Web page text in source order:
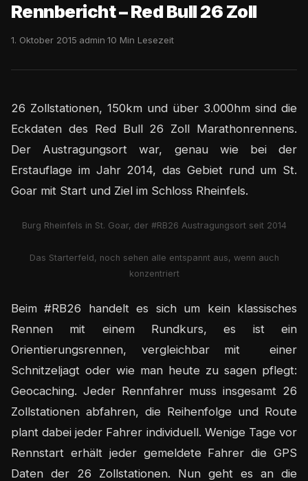
Rennbericht – Red Bull 26 Zoll
1. Oktober 2015·admin·10 Min Lesezeit
26 Zollstationen, 150km und über 3.000hm sind die
Eckdaten des Red Bull 26 Zoll Marathonrennens.
Der Austragungsort war, genau wie bei der
Erstauflage im Jahr 2014, das Gebiet rund um St.
Goar mit Start und Ziel im Schloss Rheinfels.
Burg Rheinfels in St. Goar, der #RB26 Austragungsort seit 2014
Das Starterfeld, noch sehen alle entspannt aus, wenn auch
konzentriert
Beim #RB26 handelt es sich um kein klassisches
Rennen mit einem Rundkurs, es ist ein
Orientierungsrennen, vergleichbar mit einer
Schnitzeljagt oder wie man heute zu sagen pflegt:
Geocaching. Jeder Rennfahrer muss insgesamt 26
Zollstationen abfahren, die Reihenfolge und Route
plant dabei jeder Fahrer individuell. Wenige Tage vor
Rennstart erhält jeder gemeldete Fahrer die GPS
Daten der 26 Zollstationen. Nun geht es an die